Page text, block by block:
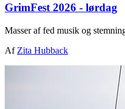
GrimFest 2026 - lørdag
Masser af fed musik og
Af Zita Hubback